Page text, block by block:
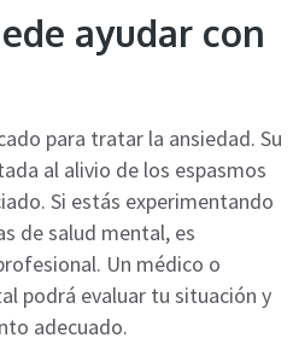
ayudar con
para tratar la ansiedad. Su
al alivio de los espasmos
Si estás experimentando
de salud mental, es
Un médico o
podrá evaluar tu situación y
adecuado.